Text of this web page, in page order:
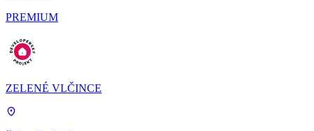
PREMIUM
ZELENÉ VLČINCE